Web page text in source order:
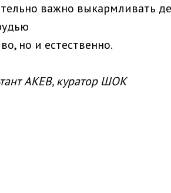
важно выкармливать
но и естественно.
АКЕВ, куратор ШОК